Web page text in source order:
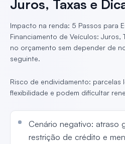
Juros, Taxas e
Impacto na renda: 5 Passos para
Financiamento de Veículos: Juros,
no orçamento sem depender de
seguinte.
Risco de endividamento: parcelas
flexibilidade e podem dificultar
Cenário negativo: atraso
restrição de crédito e